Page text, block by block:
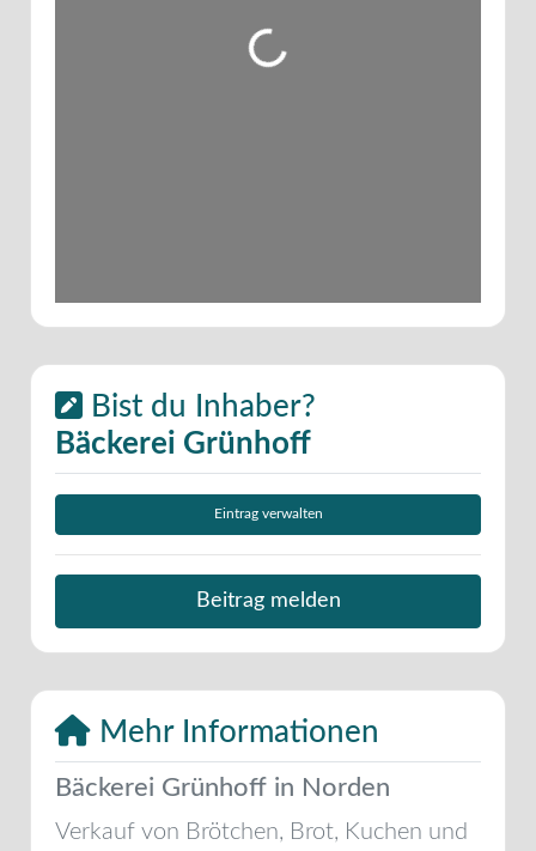
Wird geladen …
Bist du Inhaber?
Bäckerei Grünhoff
Eintrag verwalten
Beitrag melden
Mehr Informationen
Bäckerei Grünhoff in Norden
Verkauf von Brötchen, Brot, Kuchen und